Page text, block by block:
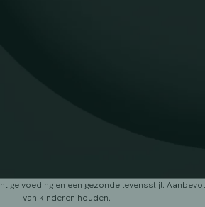
voeding en een gezonde levensstijl.
van kinderen houden.